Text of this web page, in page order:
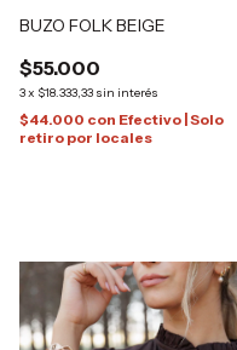
BUZO FOLK BEIGE
$55.000
3x $18.333,33 sin interés
$44.000 con Efectivo | Solo
retiro por locales